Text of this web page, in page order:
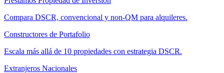
Compara DSCR, convencional y non-QM para alquileres.
Constructores de Portafolio
Escala más allá de 10 propiedades con estrategia DSCR.
Extranjeros Nacionales